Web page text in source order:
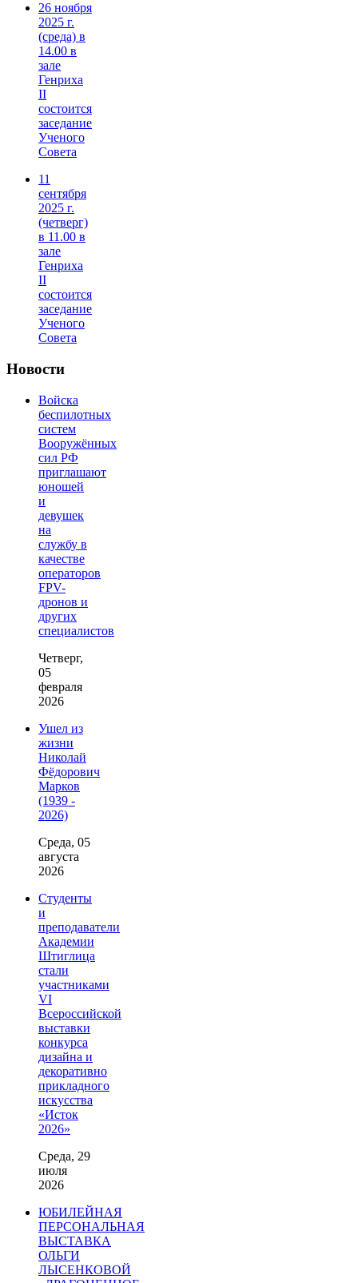
26 ноября
2025 г.
(среда) в
14.00 в
зале
Генриха
II
состоится
заседание
Ученого
Совета
11
сентября
2025 г.
(четверг)
в 11.00 в
зале
Генриха
II
состоится
заседание
Ученого
Совета
Новости
Войска
беспилотных
систем
Вооружённых
сил РФ
приглашают
юношей
и
девушек
на
службу в
качестве
операторов
FPV-
дронов и
других
специалистов
Четверг,
05
февраля
2026
Ушел из
жизни
Николай
Фёдорович
Марков
(1939 -
2026)
Среда, 05
августа
2026
Студенты
и
преподаватели
Академии
Штиглица
стали
участниками
VI
Всероссийской
выставки
конкурса
дизайна и
декоративно
прикладного
искусства
«Исток
2026»
Среда, 29
июля
2026
ЮБИЛЕЙНАЯ
ПЕРСОНАЛЬНАЯ
ВЫСТАВКА
ОЛЬГИ
ЛЫСЕНКОВОЙ